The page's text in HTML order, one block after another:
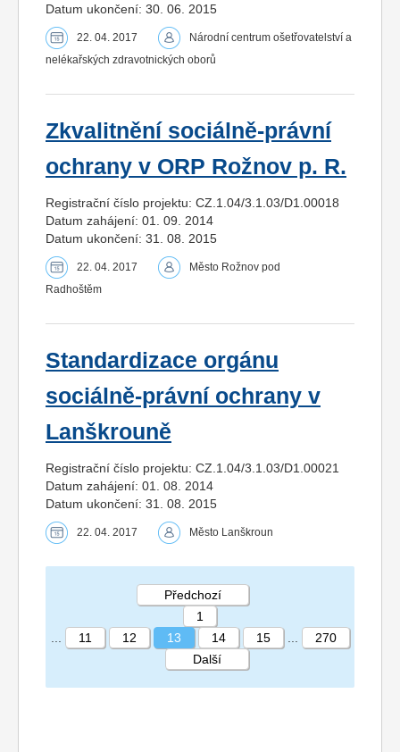
Datum ukončení: 30. 06. 2015
22. 04. 2017
Národní centrum ošetřovatelství a
nelékařských zdravotnických oborů
Zkvalitnění sociálně-právní
ochrany v ORP Rožnov p. R.
Registrační číslo projektu: CZ.1.04/3.1.03/D1.00018
Datum zahájení: 01. 09. 2014
Datum ukončení: 31. 08. 2015
22. 04. 2017
Město Rožnov pod
Radhoštěm
Standardizace orgánu
sociálně-právní ochrany v
Lanškrouně
Registrační číslo projektu: CZ.1.04/3.1.03/D1.00021
Datum zahájení: 01. 08. 2014
Datum ukončení: 31. 08. 2015
22. 04. 2017 Město Lanškroun
STRÁNKA 13 270
Předchozí
1
11 12 13 14 15
270
Další